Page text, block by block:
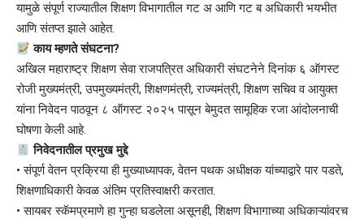
यामुळे संपूर्ण राज्यातील शिक्षण विभागातील गट अ आणि गट ब अधिकारी भयभीत
आणि संतप्त झाले आहेत.
काय म्हणते संघटना?
अखिल महाराष्ट्र शिक्षण सेवा राजपत्रित अधिकारी संघटनेने दिनांक ६ ऑगस्ट
रोजी मुख्यमंत्री, उपमुख्यमंत्री, शिक्षणमंत्री, राज्यमंत्री, शिक्षण सचिव व आयुक्त
यांना निवेदन पाठवून ८ ऑगस्ट २०२५ पासून बेमुदत सामूहिक रजा आंदोलनाची
घोषणा केली आहे.
निवेदनातील प्रमुख मुद्दे
• संपूर्ण वेतन प्रक्रिया ही मुख्याध्यापक, वेतन पथक अधीक्षक यांच्याद्वारे पार पडते,
शिक्षणाधिकारी केवळ अंतिम प्रतिस्वाक्षरी करतात.
• सायबर स्कॅमप्रमाणे हा गुन्हा घडलेला असूनही, शिक्षण विभागाच्या अधिकाऱ्यांवरच